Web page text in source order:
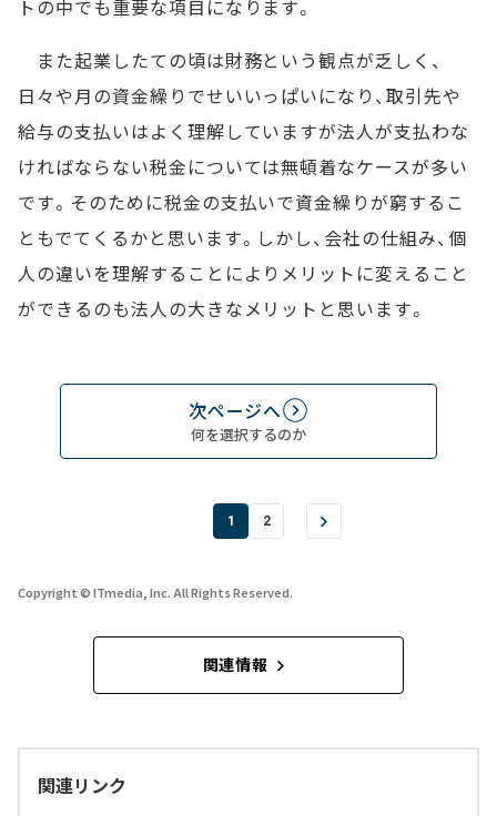
トの中でも重要な項目になります。
また起業したての頃は財務という観点が乏しく、
日々や月の資金繰りでせいいっぱいになり、取引先や
給与の支払いはよく理解していますが法人が支払わな
ければならない税金については無頓着なケースが多い
です。そのために税金の支払いで資金繰りが窮するこ
ともでてくるかと思います。しかし、会社の仕組み、個
人の違いを理解することによりメリットに変えること
ができるのも法人の大きなメリットと思います。
次ページへ
何を選択するのか
1 2
Copyright © ITmedia, Inc. All Rights Reserved.
関連情報
関連リンク